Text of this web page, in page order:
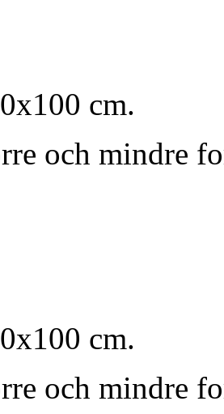
cm.
och mindre
cm.
och mindre